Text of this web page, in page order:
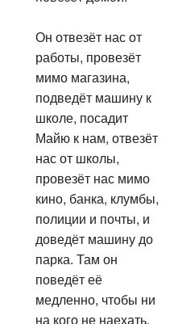
Он отвезёт нас от
работы, провезёт
мимо магазина,
подведёт машину к
школе, посадит
Майю к нам, отвезёт
нас от школы,
провезёт нас мимо
кино, банка, клумбы,
полиции и почты, и
доведёт машину до
парка. Там он
поведёт её
медленно, чтобы ни
на кого не наехать.